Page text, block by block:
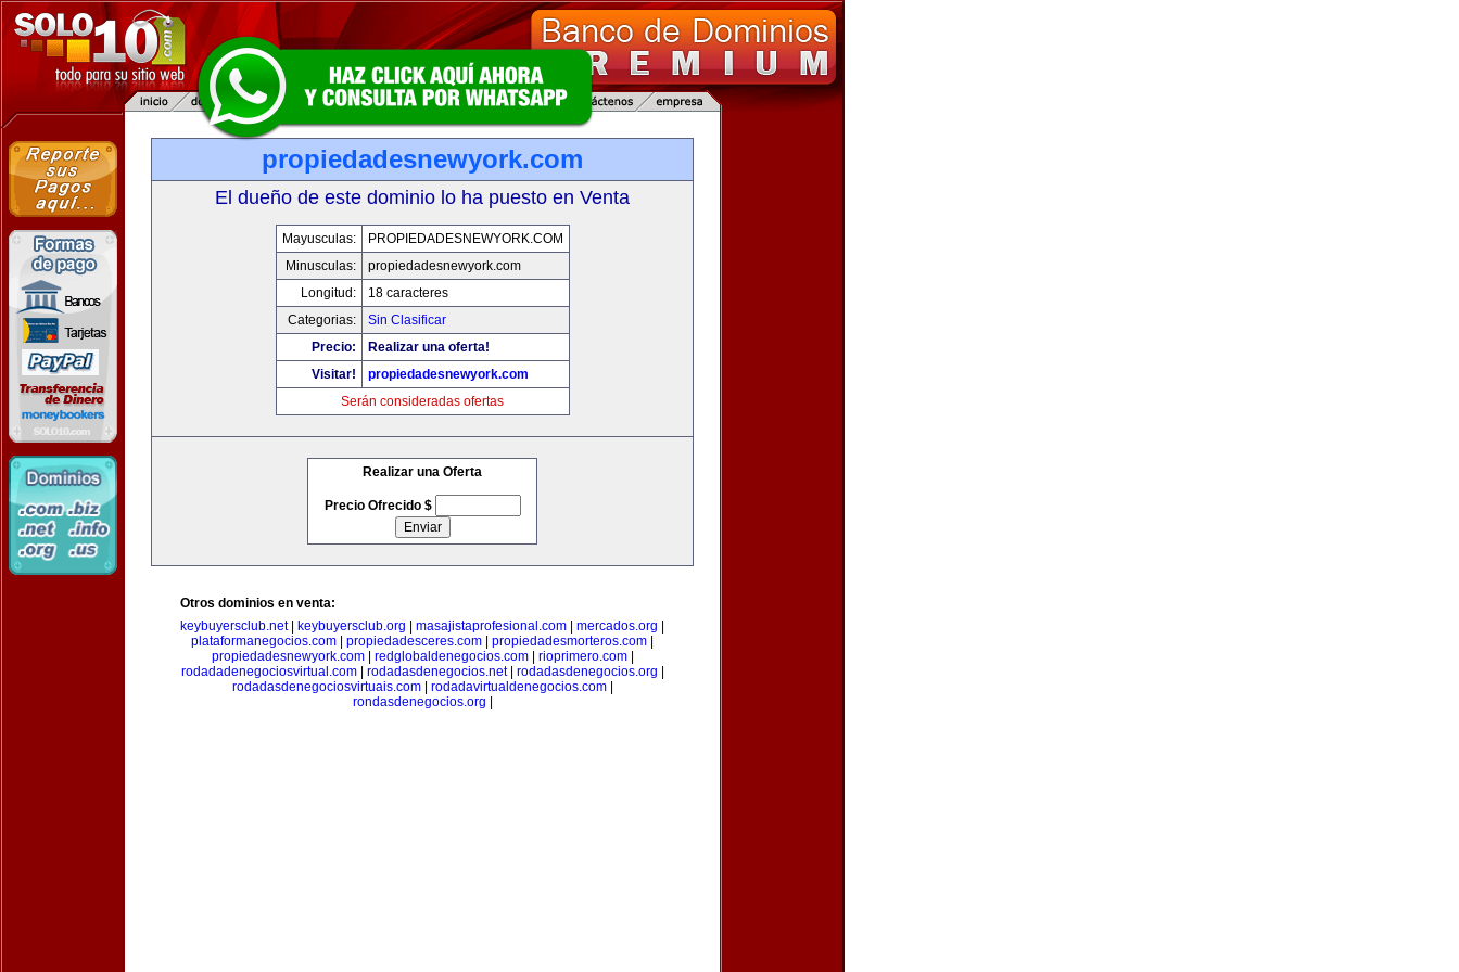
propiedadesnewyork.com
El dueño de este dominio lo ha puesto en Venta
Mayusculas:
PROPIEDADESNEWYORK.COM
Minusculas:
propiedadesnewyork.com
Longitud:
18 caracteres
Categorias:
Sin Clasificar
Precio:
Realizar una oferta!
Visitar!
propiedadesnewyork.com
Serán consideradas ofertas
Realizar una Oferta
Precio Ofrecido $
Otros dominios en venta:
keybuyersclub.net| keybuyersclub.org masajistaprofesional.com mercados.org
plataformanegocios.com
propiedadesceres.com propiedadesmorteros.com
propiedadesnewyork.com| redglobaldenegocios.com| rioprimero.com|
rodadadenegociosvirtual.com| rodadasdenegocios.net| rodadasdenegocios.org
rodadasdenegociosvirtuais.com| rodadavirtualdenegocios.com|
rondasdenegocios.org